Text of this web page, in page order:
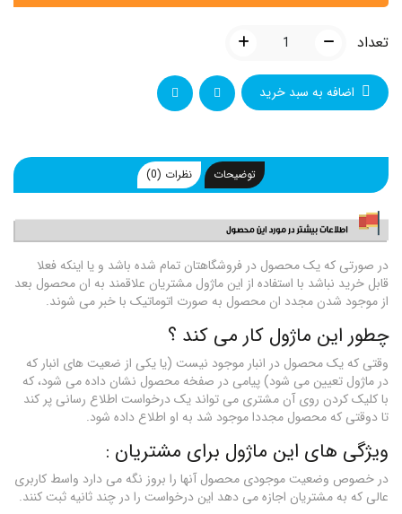
تعداد
اضافه به سبد خرید
توضیحات نظرات (0)
در صورتی که یک محصول در فروشگاهتان تمام شده باشد و یا اینکه فعلا
قابل خرید نباشد با استفاده از این ماژول مشتریان علاقمند به ان محصول بعد
از موجود شدن مجدد ان محصول به صورت اتوماتیک با خبر می شوند.
چطور این ماژول کار می کند ؟
وقتی که یک محصول در انبار موجود نیست (یا یکی از ضعیت های انبار که
در ماژول تعیین می شود) پیامی در صفخه محصول نشان داده می شود، که
با کلیک کردن روی آن مشتری می تواند یک درخواست اطلاع رسانی پر کند
تا دوقتی که محصول مجددا موجود شد به او اطلاع داده شود.
ویژگی های این ماژول برای مشتریان :
در خصوص وضعیت موجودی محصول آنها را بروز نگه می دارد واسط کاربری
عالی که به مشتریان اجازه می دهد این درخواست را در چند ثانیه ثبت کنند.